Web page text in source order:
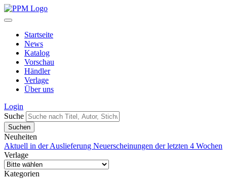
Startseite
News
Katalog
Vorschau
Händler
Verlage
Über uns
Login
Suche
Neuheiten
Aktuell in der Auslieferung Neuerscheinungen der letzten 4 Wochen
Verlage
Kategorien